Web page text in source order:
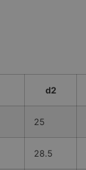
d2
25
28.5